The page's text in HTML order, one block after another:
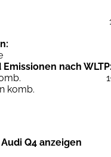
nach WLTP:
komb.
Q4 anzeigen